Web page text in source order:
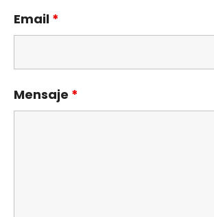
Email *
Mensaje *